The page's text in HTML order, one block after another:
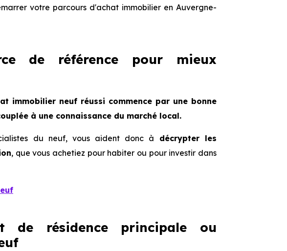
votre parcours d'achat immobilier en Auvergne-
de référence pour mieux
immobilier neuf réussi commence par une bonne
à une connaissance du marché local.
du neuf, vous aident donc à décrypter les
, que vous achetiez pour habiter ou pour investir dans
de résidence principale ou